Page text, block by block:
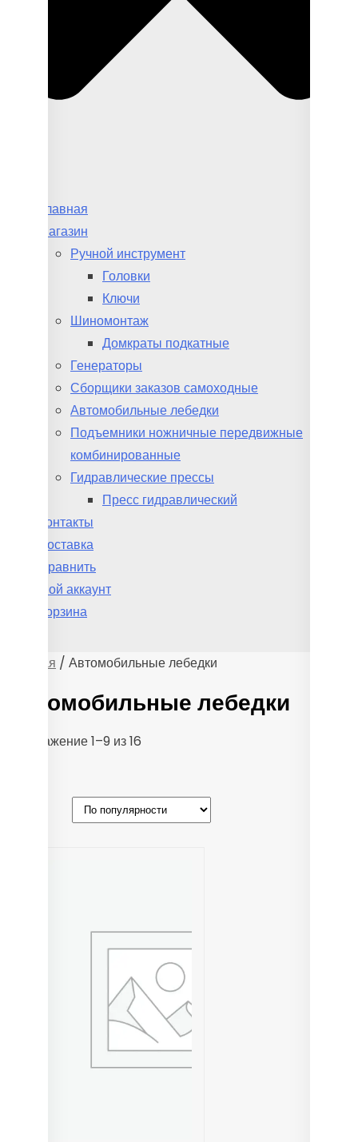
Главная
Магазин
Ручной инструмент
Головки
Ключи
Шиномонтаж
Домкраты подкатные
Генераторы
Сборщики заказов самоходные
Автомобильные лебедки
Подъемники ножничные передвижные
комбинированные
Гидравлические прессы
Пресс гидравлический
Контакты
Доставка
Сравнить
Мой аккаунт
Корзина
Главная / Автомобильные лебедки
Автомобильные лебедки
Отображение 1–9 из 16